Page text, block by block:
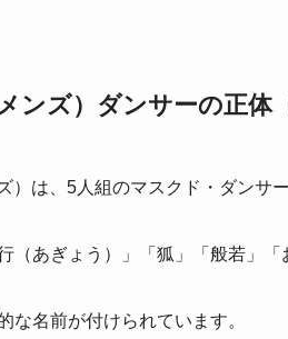
ンズ）ダンサーの正体
）は、5人組のマスクド・ダンサ
（あぎょう）」「狐」「般若」「
な名前が付けられています。